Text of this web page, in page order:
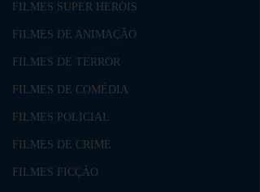
FILMES SUPER HERÓIS
FILMES DE ANIMAÇÃO
FILMES DE TERROR
FILMES DE COMÉDIA
FILMES POLICIAL
FILMES DE CRIME
FILMES FICÇÃO